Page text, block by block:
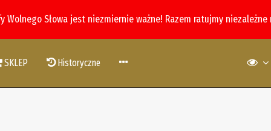
Wolnego Słowa jest niezmiernie ważne! Razem ratujmy
SKLEP Historyczne